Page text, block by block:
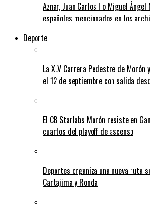
Aznar, Juan Carlos I o Miguel
españoles mencionados en los
Deporte
La XLV Carrera Pedestre de Morón
el 12 de septiembre con salida
El CB Starlabs Morón resiste en
cuartos del playoff de ascenso
Deportes organiza una nueva ruta
Cartajima y Ronda